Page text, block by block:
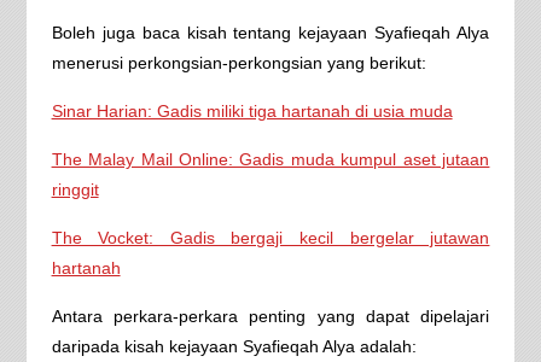
Boleh juga baca kisah tentang kejayaan Syafieqah Alya
menerusi perkongsian-perkongsian yang berikut:
Sinar Harian: Gadis miliki tiga hartanah di usia muda
The Malay Mail Online: Gadis muda kumpul aset jutaan
ringgit
The Vocket: Gadis bergaji kecil bergelar jutawan
hartanah
Antara perkara-perkara penting yang dapat dipelajari
daripada kisah kejayaan Syafieqah Alya adalah: